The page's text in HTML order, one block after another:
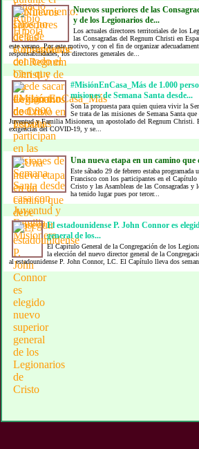
Nuevos superiores de las
y de los Legionarios de...
Los actuales directores territoriales de los
las Consagradas del Regnum Christi en
este verano. Por este motivo, y con el fin de organizar
responsabilidades, los directores generales de...
#MisiónEnCasa_Más de 1.000
misiones de Semana Santa desde...
Son la propuesta para quien quiera vivir la
Se trata de las misiones de Semana Santa que
Juventud y Familia Misionera, un apostolado del Regnum Christi.
exigencias del COVID-19, y se...
Una nueva etapa en un camino que
Este sábado 29 de febrero estaba programada
Francisco con los participantes en el Capítulo
Cristo y las Asambleas de las Consagradas y
ha tenido lugar pues por tercer...
El estadounidense P. John Connor es
general de los...
El Capítulo General de la Congregación de los
la elección del nuevo director general de la
al estadounidense P. John Connor, LC. El Capítulo lleva dos